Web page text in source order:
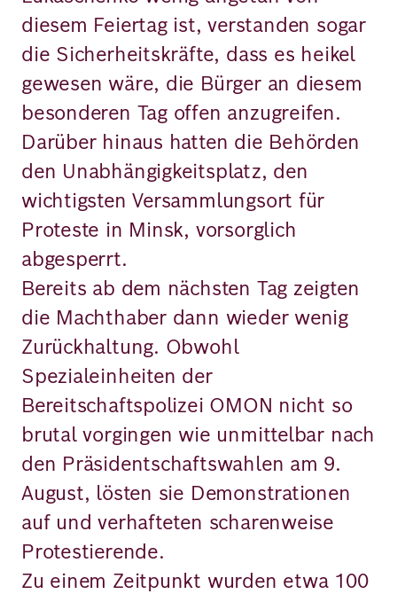
diesem Feiertag ist, verstanden sogar
die Sicherheitskräfte, dass es heikel
gewesen wäre, die Bürger an diesem
besonderen Tag offen anzugreifen.
Darüber hinaus hatten die Behörden
den Unabhängigkeitsplatz, den
wichtigsten Versammlungsort für
Proteste in Minsk, vorsorglich
abgesperrt.
Bereits ab dem nächsten Tag zeigten
die Machthaber dann wieder wenig
Zurückhaltung. Obwohl
Spezialeinheiten der
Bereitschaftspolizei OMON nicht so
brutal vorgingen wie unmittelbar nach
den Präsidentschaftswahlen am 9.
August, lösten sie Demonstrationen
auf und verhafteten scharenweise
Protestierende.
Zu einem Zeitpunkt wurden etwa 100